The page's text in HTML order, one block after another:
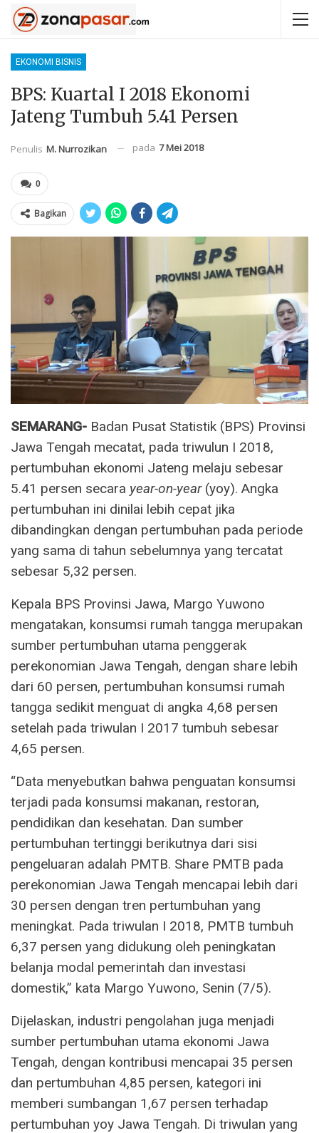
EKONOMI BISNIS
BPS: Kuartal I 2018 Ekonomi
Jateng Tumbuh 5.41 Persen
Penulis M. Nurrozikan pada 7 Mei 2018
0
Bagikan
SEMARANG- Badan Pusat Statistik (BPS) Provinsi
Jawa Tengah mecatat, pada triwulun I 2018,
pertumbuhan ekonomi Jateng melaju sebesar
5.41 persen secara year-on-year(yoy). Angka
pertumbuhan ini dinilai lebih cepat jika
dibandingkan dengan pertumbuhan pada periode
yang sama di tahun sebelumnya yang tercatat
sebesar 5,32 persen.
Kepala BPS Provinsi Jawa, Margo Yuwono
mengatakan, konsumsi rumah tangga merupakan
sumber pertumbuhan utama penggerak
perekonomian Jawa Tengah, dengan share lebih
dari 60 persen, pertumbuhan konsumsi rumah
tangga sedikit menguat di angka 4,68 persen
setelah pada triwulan I 2017 tumbuh sebesar
4,65 persen.
“Data menyebutkan bahwa penguatan konsumsi
terjadi pada konsumsi makanan, restoran,
pendidikan dan kesehatan. Dan sumber
pertumbuhan tertinggi berikutnya dari sisi
pengeluaran adalah PMTB. Share PMTB pada
perekonomian Jawa Tengah mencapai lebih dari
30 persen dengan tren pertumbuhan yang
meningkat. Pada triwulan I 2018, PMTB tumbuh
6,37 persen yang didukung oleh peningkatan
belanja modal pemerintah dan investasi
domestik,” kata Margo Yuwono, Senin (7/5).
Dijelaskan, industri pengolahan juga menjadi
sumber pertumbuhan utama ekonomi Jawa
Tengah, dengan kontribusi mencapai 35 persen
dan pertumbuhan 4,85 persen, kategori ini
memberi sumbangan 1,67 persen terhadap
pertumbuhan yoy Jawa Tengah. Di triwulan yang